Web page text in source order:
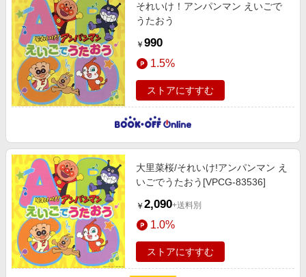
それいけ！アンパンマン えいごで
うたおう
￥ 990
1.5%
ストアにすすむ
大里菜桜/それいけ!アンパンマン え
いごでうたおう[VPCG-83536]
￥ 2,090+送料別
1.0%
ストアにすすむ